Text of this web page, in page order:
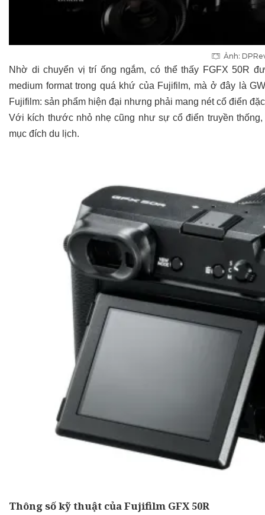
Ảnh:
Nhờ di chuyển vị trí ống ngắm, có thể thấy FGFX 50R
medium format trong quá khứ của Fujifilm, mà ở đây là
Fujifilm: sản phẩm hiện đại nhưng phải mang nét cổ điển
Với kích thước nhỏ nhẹ cũng như sự cổ điển truyền
mục đích du lịch.
Thông số kỹ thuật của Fujifilm GFX 50R